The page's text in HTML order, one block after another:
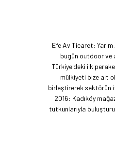
Efe Av Ticaret:
bugün outdoor ve
Türkiye'deki ilk
mülkiyeti bize ait
birleştirerek sektörün
2016: Kadıköy
tutkunlarıyla